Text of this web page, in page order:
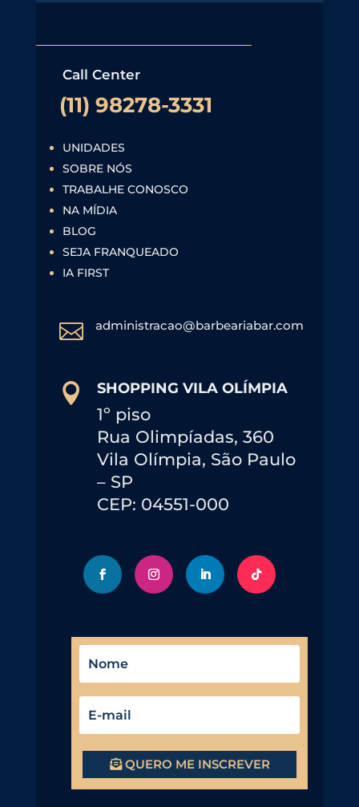
Call Center
(11) 98278-3331
UNIDADES
SOBRE NÓS
TRABALHE CONOSCO
NA MÍDIA
BLOG
SEJA FRANQUEADO
IA FIRST
 administracao@barbeariabar.com
 SHOPPING VILA OLÍMPIA
1º piso
Rua Olimpíadas, 360
Vila Olímpia, São Paulo
– SP
CEP: 04551-000
QUERO ME INSCREVER